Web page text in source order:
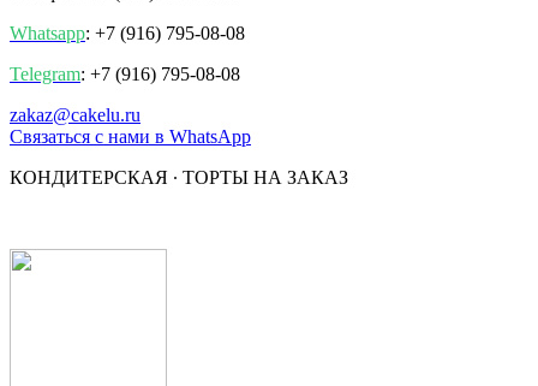
Whatsapp: +7 (916) 795-08-08
Telegram: +7 (916) 795-08-08
zakaz@cakelu.ru
Cвязаться с нами в WhatsApp
КОНДИТЕРСКАЯ ∙ ТОРТЫ НА ЗАКАЗ